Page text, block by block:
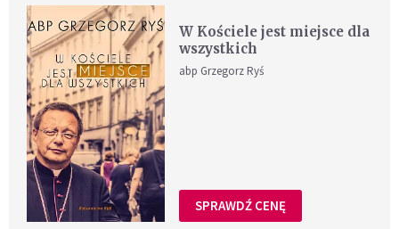
W Kościele jest miejsce dla
wszystkich
abp Grzegorz Ryś
SPRAWDŹ CENĘ